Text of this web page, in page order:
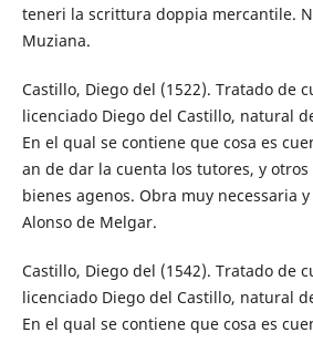
teneri la scrittura doppia mercantile.
Muziana.
Castillo, Diego del (1522). Tratado de
licenciado Diego del Castillo, natural
En el qual se contiene que cosa es
an de dar la cuenta los tutores, y
bienes agenos. Obra muy necessaria
Alonso de Melgar.
Castillo, Diego del (1542). Tratado de
licenciado Diego del Castillo, natural
En el qual se contiene que cosa es